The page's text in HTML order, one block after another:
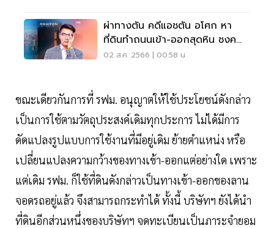
ผ่าทางตัน คดีแอชตัน อโศก หา
ที่ดินทำถนนเข้า-ออกสุดหิน ชงค
รม.ใหม่อุ้มลูกบ้าน
02 ส.ค. 2566 | 00:58 น.
ขณะเดียวกันการที่ รฟม. อนุญาตให้ใช้ประโยชน์ดังกล่าว
เป็นการใช้ตามวัตถุประสงค์เดิมทุกประการ ไม่ได้มีการ
ดัดแปลงรูปแบบการใช้งานที่มีอยู่เดิม ย้ายตำแหน่ง หรือ
เปลี่ยนแปลงความกว้างของทางเข้า-ออกแต่อย่างใด เพราะ
แต่เดิม รฟม. ก็ใช้ที่ดินดังกล่าวเป็นทางเข้า-ออกของลาน
จอดรถอยู่แล้ว จึงสามารถกระทำได้ ทั้งนี้ บริษัทฯ ยังได้นำ
ที่ดินอีกส่วนหนึ่งของบริษัทฯ จดทะเบียนเป็นภาระจำยอม